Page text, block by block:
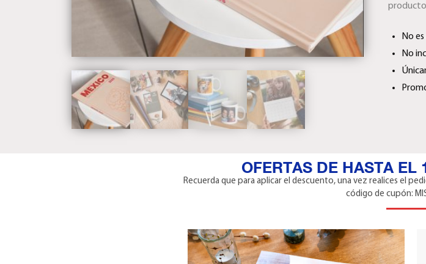
producto
No
No
OFERTAS DE HASTA EL
Recuerda que para aplicar el descuento, una vez realices el
código de cupón: